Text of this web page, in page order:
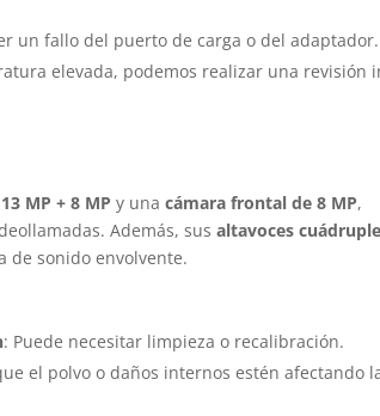
un fallo del puerto de carga o del adaptador.
elevada, podemos realizar una revisión
MP + 8 MP y unacámara frontal de 8 MP,
Además, susaltavoces
de sonido envolvente.
: Puede necesitar limpieza o recalibración.
el polvo o daños internos estén afectando